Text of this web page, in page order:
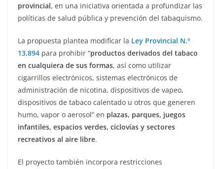
provincial, en una iniciativa orientada a profundizar las
políticas de salud pública y prevención del tabaquismo.
La propuesta plantea modificar la Ley Provincial N.º
13.894 para prohibir “productos derivados del tabaco
en cualquiera de sus formas, así como utilizar
cigarrillos electrónicos, sistemas electrónicos de
administración de nicotina, dispositivos de vapeo,
dispositivos de tabaco calentado u otros que generen
humo, vapor o aerosol” en plazas, parques, juegos
infantiles, espacios verdes, ciclovías y sectores
recreativos al aire libre.
El proyecto también incorpora restricciones